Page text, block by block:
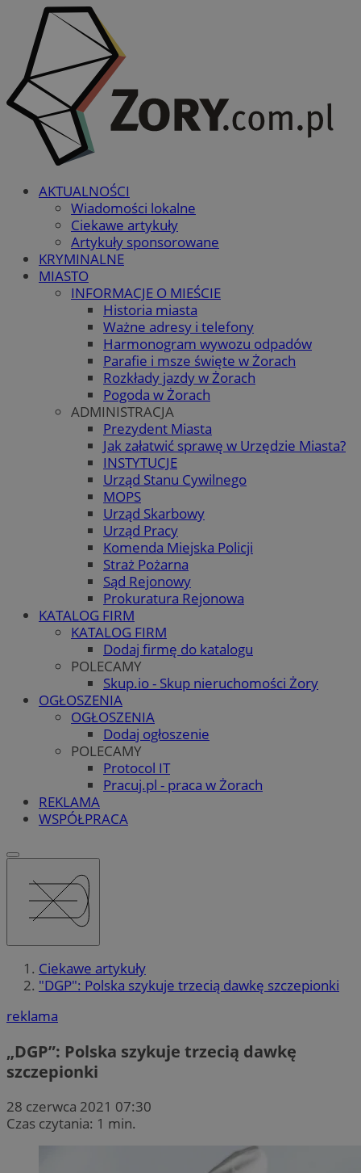
AKTUALNOŚCI
Wiadomości lokalne
Ciekawe artykuły
Artykuły sponsorowane
KRYMINALNE
MIASTO
INFORMACJE O MIEŚCIE
Historia miasta
Ważne adresy i telefony
Harmonogram wywozu odpadów
Parafie i msze święte w Żorach
Rozkłady jazdy w Żorach
Pogoda w Żorach
ADMINISTRACJA
Prezydent Miasta
Jak załatwić sprawę w Urzędzie Miasta?
INSTYTUCJE
Urząd Stanu Cywilnego
MOPS
Urząd Skarbowy
Urząd Pracy
Komenda Miejska Policji
Straż Pożarna
Sąd Rejonowy
Prokuratura Rejonowa
KATALOG FIRM
KATALOG FIRM
Dodaj firmę do katalogu
POLECAMY
Skup.io - Skup nieruchomości Żory
OGŁOSZENIA
OGŁOSZENIA
Dodaj ogłoszenie
POLECAMY
Protocol IT
Pracuj.pl - praca w Żorach
REKLAMA
WSPÓŁPRACA
Ciekawe artykuły
"DGP": Polska szykuje trzecią dawkę szczepionki
reklama
„DGP”: Polska szykuje trzecią dawkę
szczepionki
28 czerwca 2021 07:30
Czas czytania: 1 min.